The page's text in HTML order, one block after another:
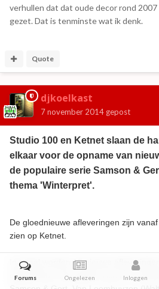
verhullen dat dat oude decor rond
gezet. Dat is tenminste wat ik denk.
Quote
djkoelkast
7 november 2014 gepost
Studio 100 en Ketnet slaan de
elkaar voor de opname van
de populaire serie Samson &
thema 'Winterpret'.
De gloednieuwe afleveringen zijn
zien op Ketnet.
In totaal worden 15 nieuwe
opgenomen. Die spelen zich af in de
Forums Ongelezen Inloggen